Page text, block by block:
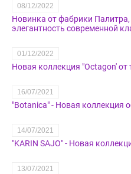
08/12/2022
Новинка от фабрики
элегантность современной
01/12/2022
Новая коллекция "Octagon' от
16/07/2021
"Botanica" - Новая коллекция
14/07/2021
"KARIN SAJO" - Новая
13/07/2021